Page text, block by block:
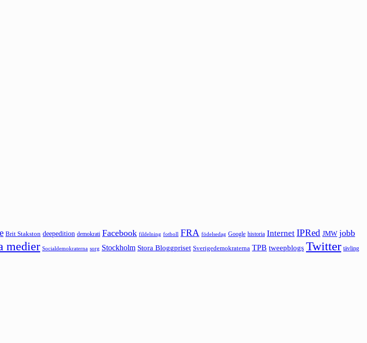
Brit Stakston deepedition demokrati Facebook fildelning fotboll FRA födelsedag Google historia Internet IPRed JMW jobb
medier Socialdemokraterna sorg Stockholm Stora Bloggpriset Sverigedemokraterna TPB tweepblogs Twitter tävling